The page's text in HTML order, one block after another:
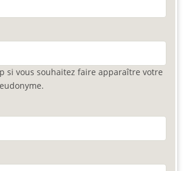
si vous souhaitez faire apparaître votre